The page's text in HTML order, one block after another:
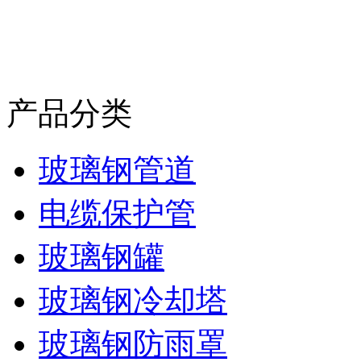
产品分类
玻璃钢管道
电缆保护管
玻璃钢罐
玻璃钢冷却塔
玻璃钢防雨罩